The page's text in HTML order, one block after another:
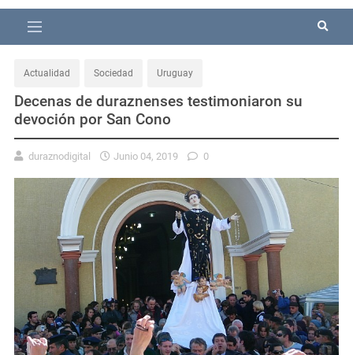
Actualidad Sociedad Uruguay
Decenas de duraznenses testimoniaron su
devoción por San Cono
duraznodigital Junio 04, 2019 0